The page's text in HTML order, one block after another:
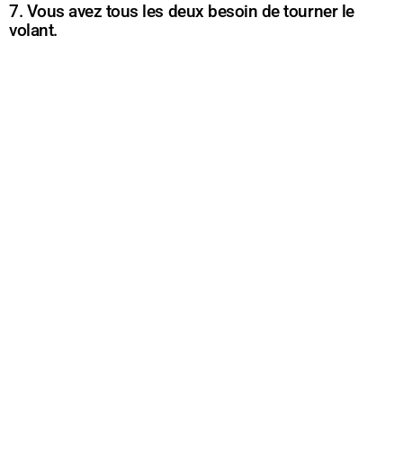
7. Vous avez tous les deux besoin de tourner le
volant.